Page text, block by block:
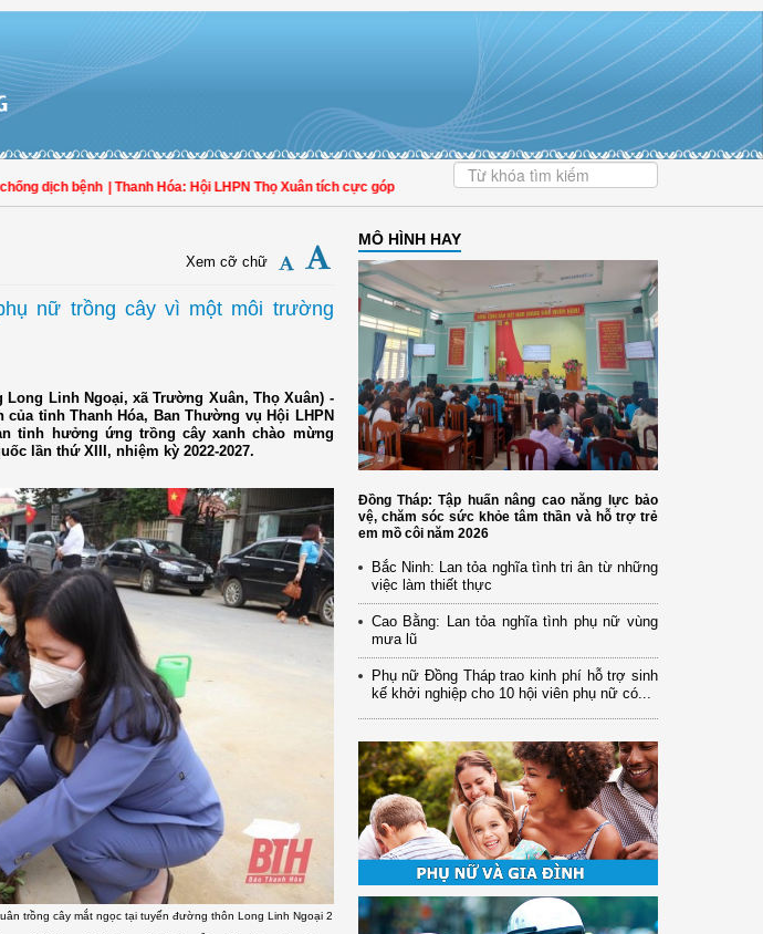
dịch bệnh | Thanh Hóa: Hội LHPN Thọ Xuân tích cực góp phần nâng cao tỷ lệ người dân tham gia bảo hiểm y tế
Xem cỡ chữ
nữ trồng cây vì một môi trường
Long Linh Ngoại, xã Trường Xuân, Thọ Xuân) -
tỉnh Thanh Hóa, Ban Thường vụ Hội LHPN
tỉnh hưởng ứng trồng cây xanh chào mừng
lần thứ XIII, nhiệm kỳ 2022-2027.
trồng cây mắt ngọc tại tuyến đường thôn Long Linh Ngoại 2
MÔ HÌNH HAY
Đồng Tháp: Tập huấn nâng cao năng lực bảo
vệ, chăm sóc sức khỏe tâm thần và hỗ trợ trẻ
em mồ côi năm 2026
Bắc Ninh: Lan tỏa nghĩa tình tri ân từ những
việc làm thiết thực
Cao Bằng: Lan tỏa nghĩa tình phụ nữ vùng
mưa lũ
Phụ nữ Đồng Tháp trao kinh phí hỗ trợ sinh
kế khởi nghiệp cho 10 hội viên phụ nữ có...